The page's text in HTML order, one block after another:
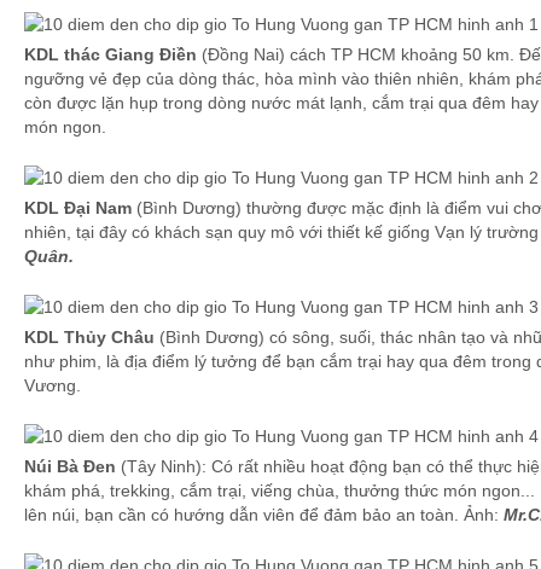
KDL thác Giang Điền (Đồng Nai) cách TP HCM khoảng 50 km.
ngưỡng vẻ đẹp của dòng thác, hòa mình vào thiên nhiên, khám
còn được lặn hụp trong dòng nước mát lạnh, cắm trại qua đêm
món ngon.
KDL Đại Nam (Bình Dương) thường được mặc định là điểm vui
nhiên, tại đây có khách sạn quy mô với thiết kế giống Vạn lý
Quân.
KDL Thủy Châu (Bình Dương) có sông, suối, thác nhân tạo và
như phim, là địa điểm lý tưởng để bạn cắm trại hay qua đêm trong
Vương.
Núi Bà Đen (Tây Ninh): Có rất nhiều hoạt động bạn có thể thực
khám phá, trekking, cắm trại, viếng chùa, thưởng thức món
lên núi, bạn cần có hướng dẫn viên để đảm bảo an toàn. Ảnh: